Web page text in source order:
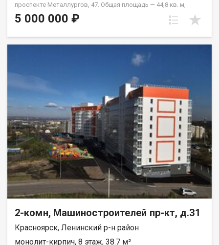
проспекте Металлургов, 47. Общая площадь — 44,8 кв. м,
жилая площадь — 28 кв. м, кухня — 6 кв. м. Квартира
расположена на первом этаже пятиэтажного панельного
состоянии, что дает вам возможность создать интерьер по
Совмещенный санузел, который можно оборудовать по
своему усмотрению. В шаговой доступности находятся все
необходимые объекты инфраструктуры: школы, детские
сады, клиники и магазины. Это идеальное местоположение
для семей с детьми и всех, кто ценит удобство и доступность
городских благ. Рассмотрим все виды расчёта. Возможно
использование мат капитала и жилищного сертификата.
Полное юр сопровождение сделки. Помощь в оформлении
ипотеки. Покажу в удобное для вас время по договорённости.
5 000 000 ₽
2-комн, Машиностроителей пр-кт, д.31
Красноярск, Ленинский р-н район
монолит-кирпич, 8 этаж, 38.7 м²